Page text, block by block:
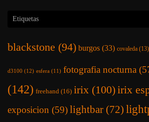
Etiquetas
blackstone (94) burgos (33) covaleda (13)
d3100 (12) esfera (11) fotografia nocturna
(142) freehand (16) irix (100)irix
exposicion (59)lightbar (72)